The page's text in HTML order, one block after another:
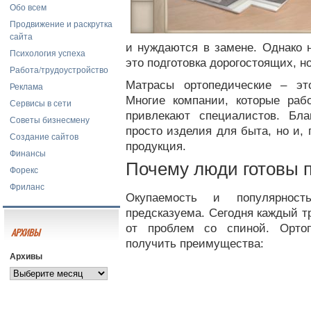
Обо всем
Продвижение и раскрутка
сайта
Психология успеха
Работа/трудоустройство
Реклама
Сервисы в сети
Советы бизнесмену
Создание сайтов
Финансы
Форекс
Фриланс
АРХИВЫ
Архивы
и нуждаются в замене. Однако
это подготовка дорогостоящих,
Матрасы ортопедические –
Многие компании, которые
привлекают специалистов.
просто изделия для быта, но и,
продукция.
Почему люди готовы
Окупаемость и
предсказуема. Сегодня каждый
от проблем со спиной.
получить преимущества: